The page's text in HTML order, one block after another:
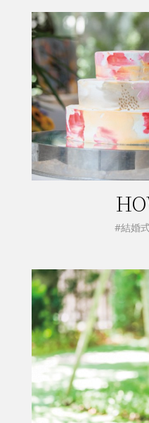
#結婚